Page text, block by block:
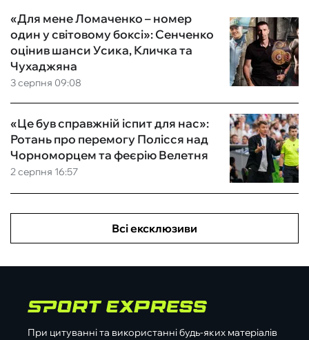
3 серпня 09:08
«Для мене Ломаченко – номер
один у світовому боксі»: Сенченко
оцінив шанси Усика, Кличка та
Чухаджяна
2 серпня 16:57
«Це був справжній іспит для нас»:
Ротань про перемогу Полісся над
Чорноморцем та феєрію Велетня
Всі ексклюзиви
При цитуванні та використанні будь-яких матеріалів